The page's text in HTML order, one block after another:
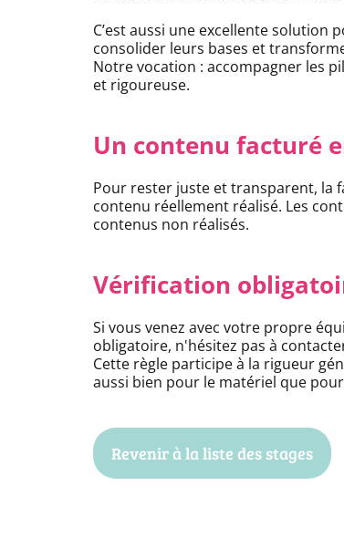
C’est aussi une excellente solution
consolider leurs bases et
Notre vocation : accompagner les
et rigoureuse.
Un contenu facturé
Pour rester juste et transparent, la
contenu réellement réalisé. Les
contenus non réalisés.
Vérification
Si vous venez avec votre propre
obligatoire, n'hésitez pas à
Cette règle participe à la rigueur
aussi bien pour le matériel que
Revenir à la liste des stages